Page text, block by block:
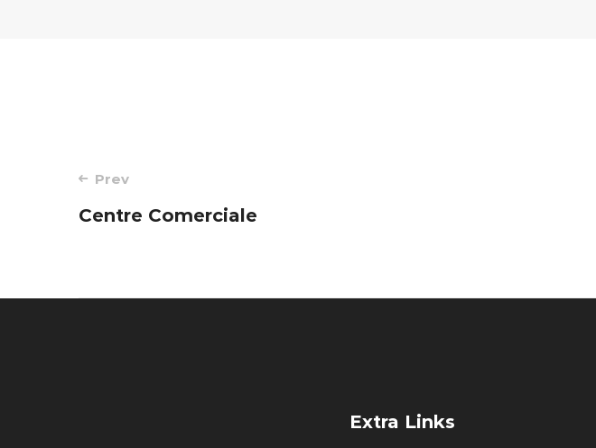
Post
navigation
Prev
Centre Comerciale
Extra Links